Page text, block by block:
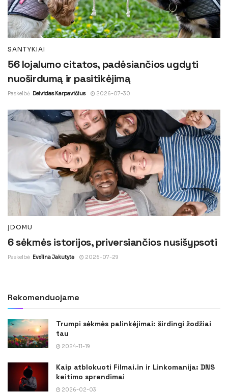
SANTYKIAI
56 lojalumo citatos, padėsiančios ugdyti
nuoširdumą ir pasitikėjimą
Paskelbė Deividas Karpavičius 2026-07-30
ĮDOMU
6 sėkmės istorijos, priversiančios nusišypsoti
Paskelbė Evelina Jakutytė 2026-07-29
Rekomenduojame
Trumpi sėkmės palinkėjimai: širdingi žodžiai
tau
2024-11-19
Kaip atblokuoti Filmai.in ir Linkomanija: DNS
keitimo sprendimai
2026-02-03